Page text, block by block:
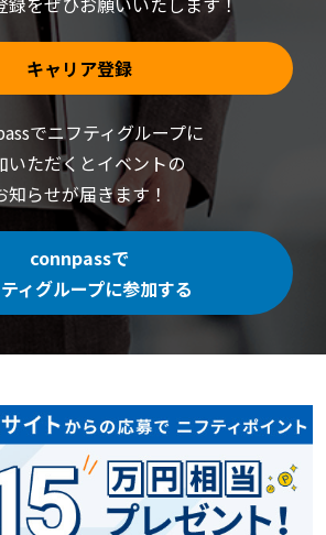
キャリア登録
でニフティグループに
いただくとイベントの
知らせが届きます！
connpassで
ィグループに参加する